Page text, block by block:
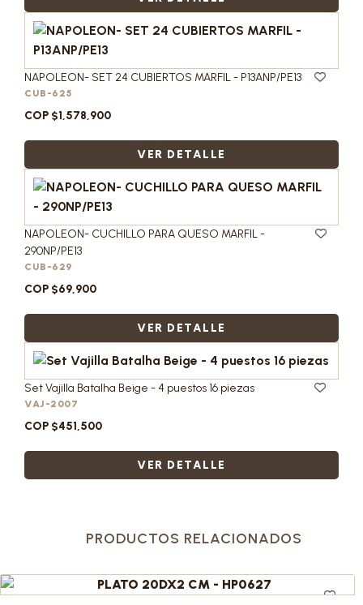
NAPOLEON- SET 24 CUBIERTOS MARFIL - P13ANP/PE13
CUB-625
COP $1,578,900
VER DETALLE
NAPOLEON- CUCHILLO PARA QUESO MARFIL -
290NP/PE13
CUB-629
COP $69,900
VER DETALLE
Set Vajilla Batalha Beige - 4 puestos 16 piezas
VAJ-2007
COP $451,500
VER DETALLE
PRODUCTOS RELACIONADOS